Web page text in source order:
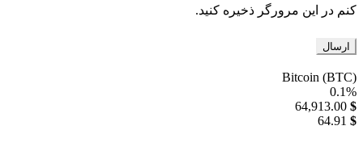
کنم در این مرورگر ذخیره کنید.
Bitcoin (BTC)
0.1%
$
64,913.00
$
64.91